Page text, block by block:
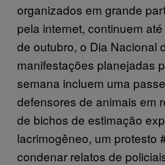
organizados em grande
pela internet, continuem
de outubro, o Dia Nacional
manifestações planejadas
semana incluem uma
defensores de animais em
de bichos de estimação
lacrimogêneo, um protesto
condenar relatos de